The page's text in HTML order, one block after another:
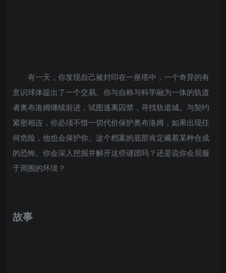
有一天，你发现自己被封印在一座塔中，一个奇异的有
意识球体提出了一个交易。你与自称与科学融为一体的轨道
者奥布洛姆继续前进，试图逃离囚禁，寻找轨道城。与契约
紧密相连，你必须不惜一切代价保护奥布洛姆，如果出现任
何危险，他也会保护你。这个档案的底部肯定藏着某种合成
的恐怖。你会深入挖掘并解开这些谜团吗？还是说你会屈服
于周围的环境？
故事